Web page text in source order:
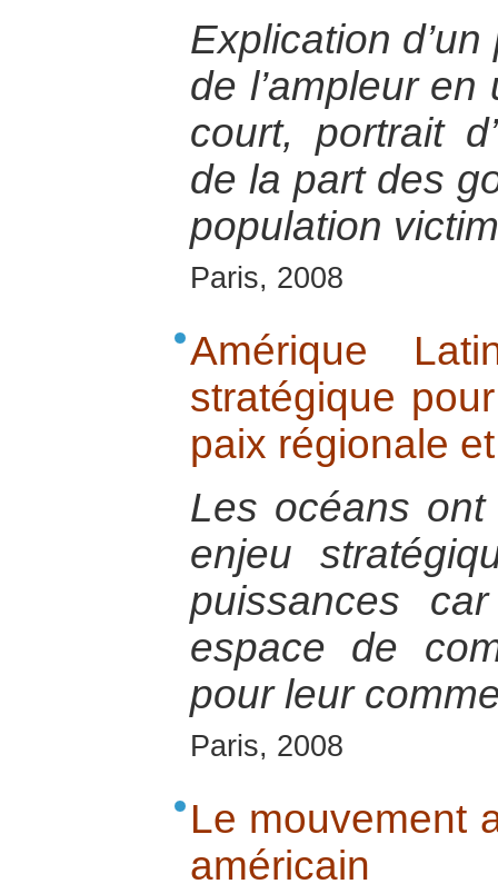
Explication
de l’ampleur
court, portrait
de la part des
population
Paris, 2008
Amérique
stratégique
paix régionale
Les océans
enjeu
puissances
espace de
pour leur
Paris, 2008
Le mouvement
américain